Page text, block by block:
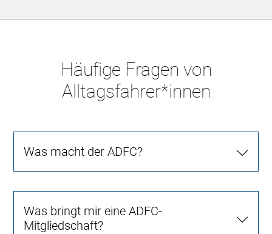
Häufige Fragen von
Alltagsfahrer*innen
Was macht der ADFC?
Was bringt mir eine ADFC-
Mitgliedschaft?